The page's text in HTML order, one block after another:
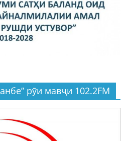
рӯи мавҷи 102.2FM